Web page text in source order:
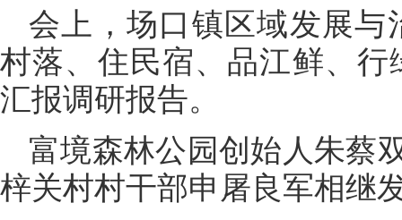
会上，场口镇区域发展与
村落、住民宿、品江鲜、行
汇报调研报告。
富境森林公园创始人朱蔡
梓关村村干部申屠良军相继